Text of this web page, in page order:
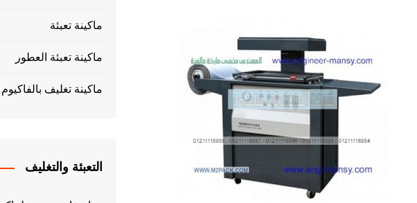
ماكينة تعبئة
ماكينة تعبئة العطور
ماكينة تغليف بالفاكيوم
التعبئة والتغليف